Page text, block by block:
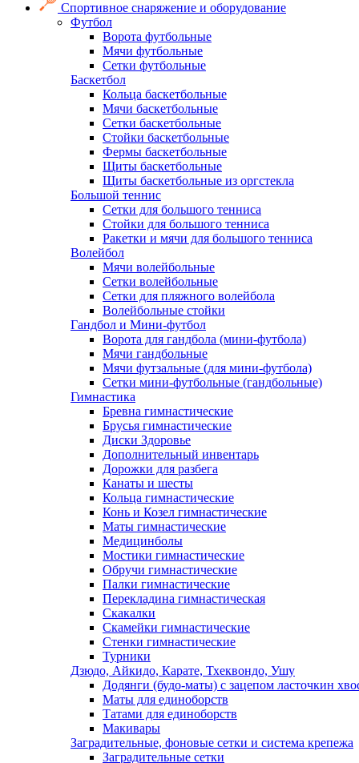
Спортивное снаряжение и оборудование
Футбол
Ворота футбольные
Мячи футбольные
Сетки футбольные
Баскетбол
Кольца баскетбольные
Мячи баскетбольные
Сетки баскетбольные
Стойки баскетбольные
Фермы баскетбольные
Щиты баскетбольные
Щиты баскетбольные из оргстекла
Большой теннис
Сетки для большого тенниса
Стойки для большого тенниса
Ракетки и мячи для большого тенниса
Волейбол
Мячи волейбольные
Сетки волейбольные
Сетки для пляжного волейбола
Волейбольные стойки
Гандбол и Мини-футбол
Ворота для гандбола (мини-футбола)
Мячи гандбольные
Мячи футзальные (для мини-футбола)
Сетки мини-футбольные (гандбольные)
Гимнастика
Бревна гимнастические
Брусья гимнастические
Диски Здоровье
Дополнительный инвентарь
Дорожки для разбега
Канаты и шесты
Кольца гимнастические
Конь и Козел гимнастические
Маты гимнастические
Медицинболы
Мостики гимнастические
Обручи гимнастические
Палки гимнастические
Перекладина гимнастическая
Скакалки
Скамейки гимнастические
Стенки гимнастические
Турники
Дзюдо, Айкидо, Карате, Тхеквондо, Ушу
Додянги (будо-маты) с зацепом ласточкин
Маты для единоборств
Татами для единоборств
Макивары
Заградительные, фоновые сетки и система крепежа
Заградительные сетки